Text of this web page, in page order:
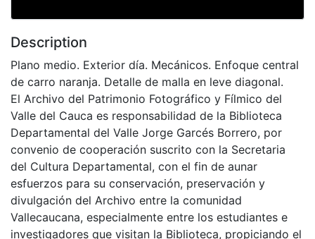
Description
Plano medio. Exterior día. Mecánicos. Enfoque central
de carro naranja. Detalle de malla en leve diagonal.
El Archivo del Patrimonio Fotográfico y Fílmico del
Valle del Cauca es responsabilidad de la Biblioteca
Departamental del Valle Jorge Garcés Borrero, por
convenio de cooperación suscrito con la Secretaria
del Cultura Departamental, con el fin de aunar
esfuerzos para su conservación, preservación y
divulgación del Archivo entre la comunidad
Vallecaucana, especialmente entre los estudiantes e
investigadores que visitan la Biblioteca, propiciando el